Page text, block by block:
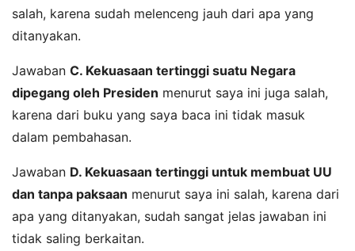
salah, karena sudah melenceng jauh dari apa yang
ditanyakan.
Jawaban C. Kekuasaan tertinggi suatu Negara
dipegang oleh Presiden menurut saya ini juga salah,
karena dari buku yang saya baca ini tidak masuk
dalam pembahasan.
Jawaban D. Kekuasaan tertinggi untuk membuat UU
dan tanpa paksaan menurut saya ini salah, karena dari
apa yang ditanyakan, sudah sangat jelas jawaban ini
tidak saling berkaitan.